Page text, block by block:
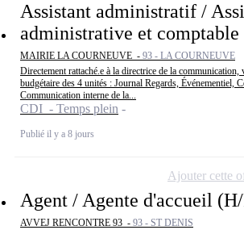
Assistant administratif /
administrative et
MAIRIE LA COURNEUVE - 93 - LA COURNEUVE
Directement rattaché.e à la directrice de la communication,
budgétaire des 4 unités : Journal Regards, Événementiel,
Communication interne de la...
CDI - Temps plein
Publié il y a 8 jours
Agent / Agente d'accueil
AVVEJ RENCONTRE 93 - 93 - ST DENIS
Ajouter cette